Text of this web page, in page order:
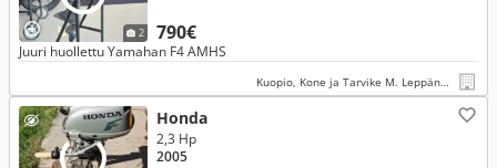
2 790€
Juuri huollettu Yamahan F4 AMHS
Kuopio, Kone ja Tarvike M. Leppänen Oy
Honda
2,3 Hp
2005